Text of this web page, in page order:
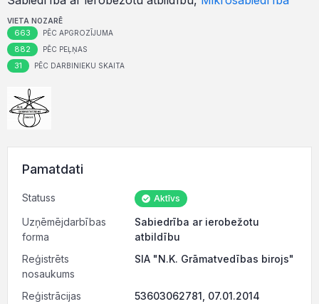
VIETA NOZARĒ
663 PĒC APGROZĪJUMA
882 PĒC PEĻŅAS
31 PĒC DARBINIEKU SKAITA
Pamatdati
Statuss Aktīvs
Uzņēmējdarbības
forma
Sabiedrība ar ierobežotu
atbildību
Reģistrēts
nosaukums
SIA "N.K. Grāmatvedības birojs"
Reģistrācijas
53603062781, 07.01.2014